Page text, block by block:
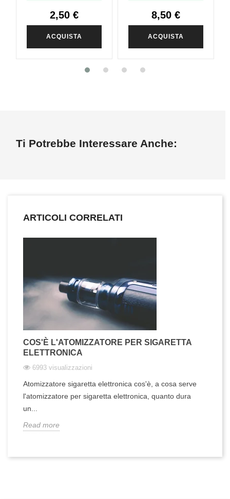
2,50 €
ACQUISTA
8,50 €
ACQUISTA
Ti Potrebbe Interessare Anche:
ARTICOLI CORRELATI
COS'È L'ATOMIZZATORE PER SIGARETTA
ELETTRONICA
6993 visualizzazioni
Atomizzatore sigaretta elettronica cos'è, a cosa serve
l'atomizzatore per sigaretta elettronica, quanto dura
un...
Read more